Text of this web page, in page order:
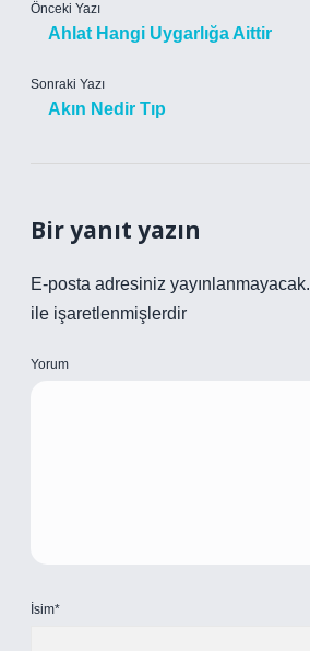
Önceki Yazı
Ahlat Hangi Uygarlığa Aittir
Sonraki Yazı
Akın Nedir Tıp
Bir yanıt yazın
E-posta adresiniz yayınlanmayacak.
ile işaretlenmişlerdir
Yorum
İsim*